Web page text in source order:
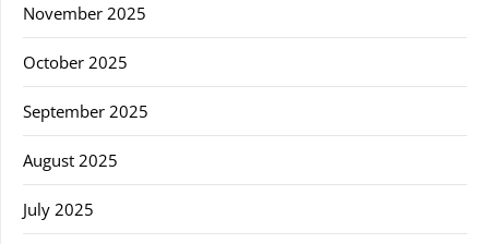
November 2025
October 2025
September 2025
August 2025
July 2025